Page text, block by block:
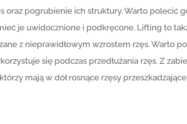
oraz pogrubienie ich struktury. Warto polecić
je uwidocznione i podkręcone. Lifting to
z nieprawidłowym wzrostem rzęs. Warto
się podczas przedłużania rzęs. Z
mają w dół rosnące rzęsy